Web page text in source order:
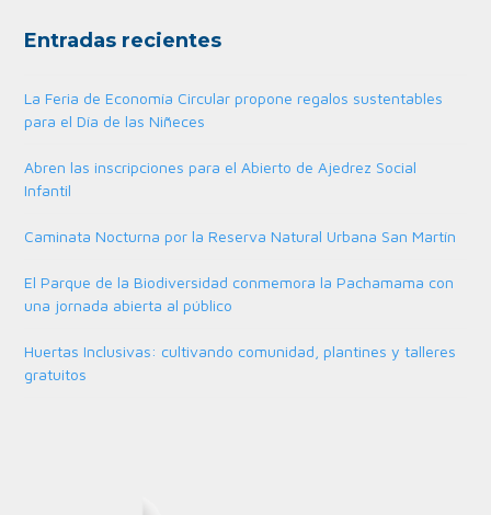
Entradas recientes
La Feria de Economía Circular propone regalos sustentables
para el Día de las Niñeces
Abren las inscripciones para el Abierto de Ajedrez Social
Infantil
Caminata Nocturna por la Reserva Natural Urbana San Martín
El Parque de la Biodiversidad conmemora la Pachamama con
una jornada abierta al público
Huertas Inclusivas: cultivando comunidad, plantines y talleres
gratuitos